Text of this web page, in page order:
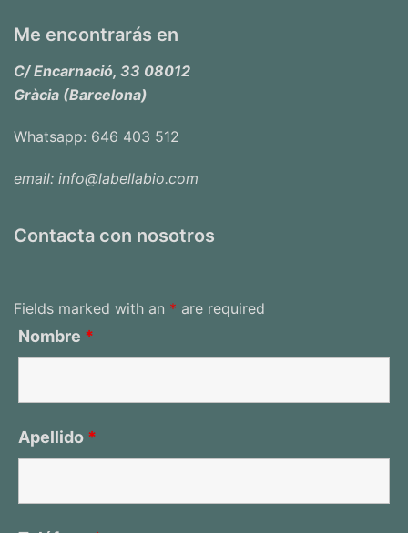
Me encontrarás en
C/ Encarnació, 33 08012
Gràcia (Barcelona)
Whatsapp: 646 403 512
email: info@labellabio.com
Contacta con nosotros
Fields marked with an * are required
Nombre *
Apellido *